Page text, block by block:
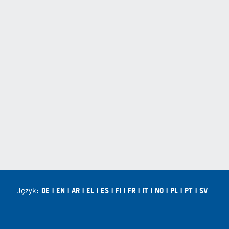
Język: DE EN AR EL ES FI FR IT NO PL PT SV